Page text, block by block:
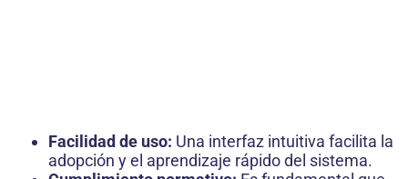
Facilidad de uso: Una interfaz intuitiva facilita la
adopción y el aprendizaje rápido del sistema.